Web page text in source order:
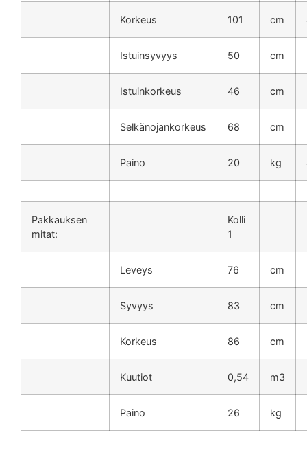
Korkeus 101 cm
Istuinsyvyys 50 cm
Istuinkorkeus 46 cm
Selkänojankorkeus 68 cm
Paino 20 kg
Pakkauksen
mitat:
Kolli
1
Leveys 76 cm
Syvyys 83 cm
Korkeus 86 cm
Kuutiot 0,54 m3
Paino 26 kg